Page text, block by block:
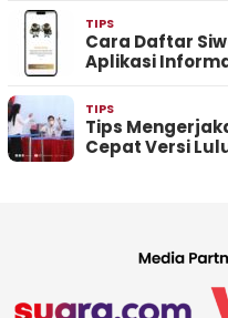
TIPS
Cara Daftar
Aplikasi
TIPS
Tips
Cepat Versi